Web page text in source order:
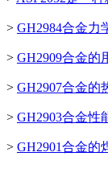
> GH2984合金力
> GH2909合金的
> GH2907合金的
> GH2903合金性
> GH2901合金的